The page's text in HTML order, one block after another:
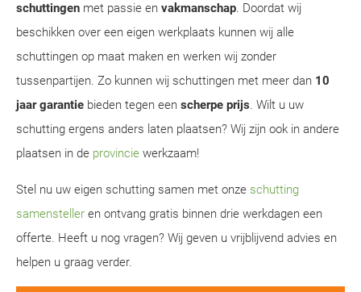
schuttingen met passie en vakmanschap. Doordat wij
beschikken over een eigen werkplaats kunnen wij alle
schuttingen op maat maken en werken wij zonder
tussenpartijen. Zo kunnen wij schuttingen met meer dan 10
jaar garantie bieden tegen een scherpe prijs. Wilt u uw
schutting ergens anders laten plaatsen? Wij zijn ook in andere
plaatsen in de provincie werkzaam!
Stel nu uw eigen schutting samen met onze schutting
samensteller en ontvang gratis binnen drie werkdagen een
offerte. Heeft u nog vragen? Wij geven u vrijblijvend advies en
helpen u graag verder.